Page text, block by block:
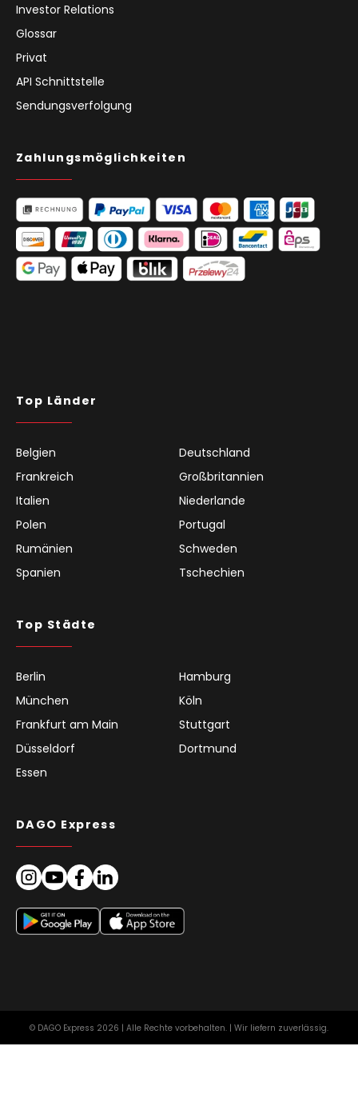
Investor Relations
Glossar
Privat
API Schnittstelle
Sendungsverfolgung
Zahlungsmöglichkeiten
Top Länder
Belgien
Deutschland
Frankreich
Großbritannien
Italien
Niederlande
Polen
Portugal
Rumänien
Schweden
Spanien
Tschechien
Top Städte
Berlin
Hamburg
München
Köln
Frankfurt am Main
Stuttgart
Düsseldorf
Dortmund
Essen
DAGO Express
© DAGO Express 2026 | Alle Rechte vorbehalten. | Wir liefern zuverlässig.